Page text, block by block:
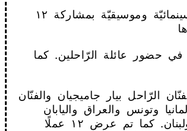
كما أقيمت الدّورة الثّانية عام ٢٠١٩ تحت شعار "الفنّ من أجل التغيير" والذي قدّم عروضاً مسرحيّة وسينمائيّة وموسيقيّة بمشاركة ١٢
وذلك في حضور عائلة الرّاحلين. كما
والفنّان الرّاحل بيار جاميجيان والفنّان
١٧ دولة هي فرنسا وبلجيكا وألمانيا وتونس والعراق واليابان
وإيران والمملكة العربية السعودية وليبيا وإيطاليا وإسبانيا وكوريا واليونان وسوريا والبرازيل وفلسطين ولبنان. كما تم عرض ١٢ عملًا